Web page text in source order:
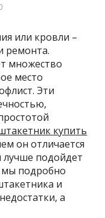
или кровли –
ремонта.
множество
место
Эти
купить
он отличается
лучше подойдет
мы подробно
и
а